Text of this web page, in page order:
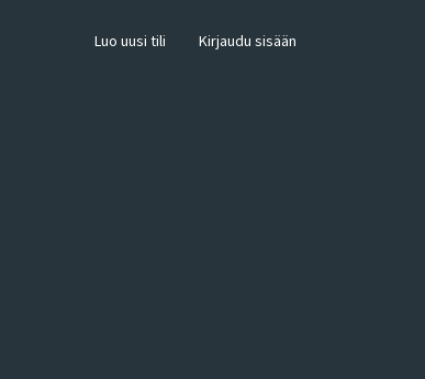
Luo uusi tili Kirjaudu sisään